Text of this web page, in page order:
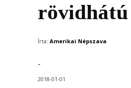
rövidhátú
Írta: Amerikai Népszava
-
2018-01-01